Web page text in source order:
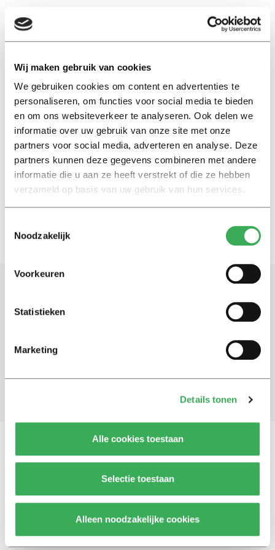
Wij maken gebruik van cookies
We gebruiken cookies om content en advertenties te
personaliseren, om functies voor social media te bieden
en om ons websiteverkeer te analyseren. Ook delen we
informatie over uw gebruik van onze site met onze
partners voor social media, adverteren en analyse. Deze
partners kunnen deze gegevens combineren met andere
informatie die u aan ze heeft verstrekt of die ze hebben
verzameld op basis van uw gebruik van hun services.
Noodzakelijk
Voorkeuren
Statistieken
Marketing
Details tonen
Alle cookies toestaan
Selectie toestaan
Alleen noodzakelijke cookies
EN
Karen Bongers
Achtergrond
Bijna afgestudeerd? Vijf lessen
voor als je nu op zoek gaat naar
een baan
20 juli 2020
Blijf op de hoogte. Meld je aan voor de nieuwsbrief van
Aanmelden
Vragen, opmerkingen of tips?
© 2026 -Over ons Disclaimer Adverteren Werken bij Contact